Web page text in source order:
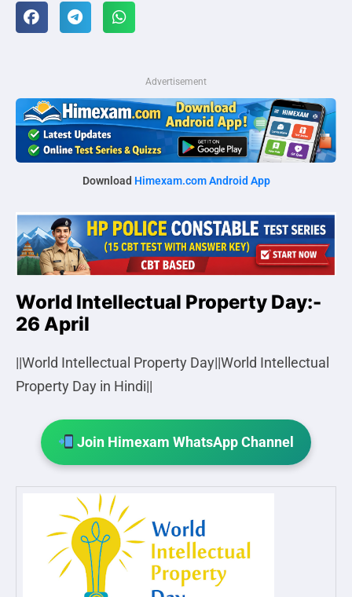
Advertisement
Download Himexam.com Android App
World Intellectual Property Day:-
26 April
||World Intellectual Property Day||World Intellectual
Property Day in Hindi||
Join Himexam WhatsApp Channel